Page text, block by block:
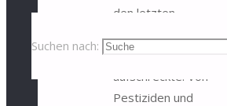
Suchen nach:
den letzten
Verbraucher
aufschreckte. Von
Pestiziden und